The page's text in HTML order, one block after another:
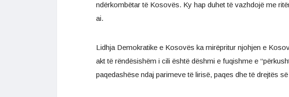
ndërkombëtar të Kosovës. Ky hap duhet të vazhdojë me
ai.
Lidhja Demokratike e Kosovës ka mirëpritur njohjen e
akt të rëndësishëm i cili është dëshmi e fuqishme e
paqedashëse ndaj parimeve të lirisë, paqes dhe të drejtës